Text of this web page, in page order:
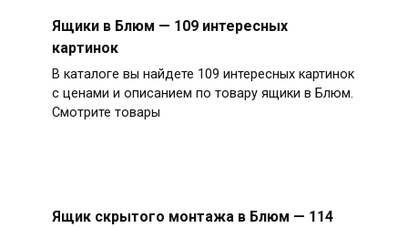
Ящики в Блюм — 109 интересных
картинок
В каталоге вы найдете 109 интересных картинок
с ценами и описанием по товару ящики в Блюм.
Смотрите товары
Ящик скрытого монтажа в Блюм — 114